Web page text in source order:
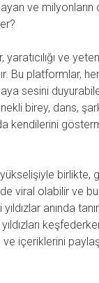
ve milyonların
ve
Bu platformlar,
sesini
birey, dans,
kendilerini
birlikte,
viral olabilir ve bu
anında
içeriklerini